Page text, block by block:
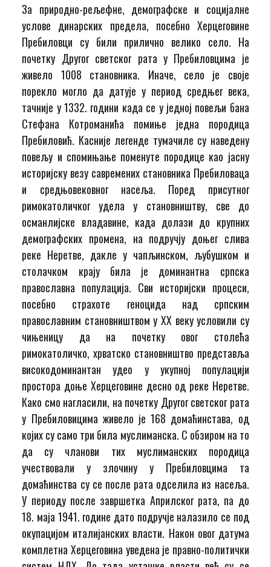
За природно-рељефне, демографске и социјалне
услове динарских предела, посебно Херцеговине
Пребиловци су били прилично велико село. На
почетку Другог светског рата у Пребиловцима је
живело 1008 становника. Иначе, село је своје
порекло могло да датује у период средњег века,
тачније у 1332. години када се у једној повељи бана
Стефана Котроманића помиње једна породица
Пребиловић. Касније легенде тумачиле су наведену
повељу и спомињање поменуте породице као јасну
историјску везу савремених становника Пребиловаца
и средњовековног насеља. Поред присутног
римокатоличког удела у становништву, све до
османлијске владавине, када долази до крупних
демографских промена, на подручју доњег слива
реке Неретве, дакле у чапљинском, љубушком и
столачком крају била је доминантна српска
православна популација. Сви историјски процеси,
посебно страхоте геноцида над српским
православним становништвом у XX веку условили су
чињеницу да на почетку овог столећа
римокатоличко, хрватско становништво представља
високодоминантан удео у укупној популацији
простора доње Херцеговине десно од реке Неретве.
Како смо нагласили, на почетку Другог светског рата
у Пребиловицима живело је 168 домаћинстава, од
којих су само три била муслиманска. С обзиром на то
да су чланови тих муслиманских породица
учествовали у злочину у Пребиловцима та
домаћинства су се после рата одселила из насеља.
У периоду после завршетка Априлског рата, па до
18. маја 1941. године дато подручје налазило се под
окупацијом италијанских власти. Након овог датума
комплетна Херцеговина уведена је правно-политички